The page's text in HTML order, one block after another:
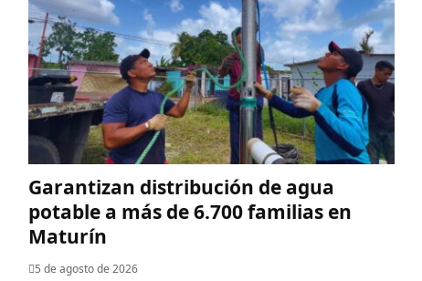
Garantizan distribución de agua
potable a más de 6.700 familias en
Maturín
5 de agosto de 2026